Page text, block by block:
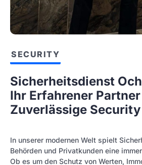
SECURITY
Sicherheitsdienst
Ihr Erfahrener
Zuverlässige Security
In unserer modernen Welt spielt
Behörden und Privatkunden eine
Ob es um den Schutz von Werten,